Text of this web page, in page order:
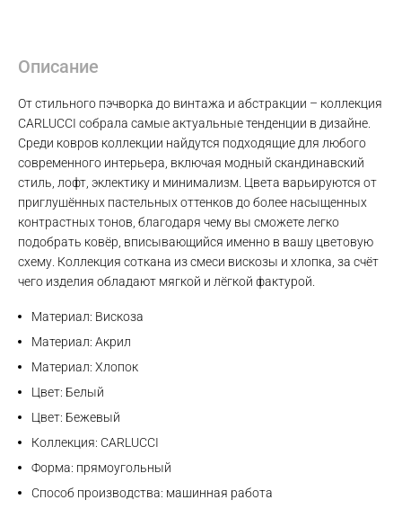
Описание
От стильного пэчворка до винтажа и абстракции – коллекция
CARLUCCI собрала самые актуальные тенденции в дизайне.
Среди ковров коллекции найдутся подходящие для любого
современного интерьера, включая модный скандинавский
стиль, лофт, эклектику и минимализм. Цвета варьируются от
приглушённых пастельных оттенков до более насыщенных
контрастных тонов, благодаря чему вы сможете легко
подобрать ковёр, вписывающийся именно в вашу цветовую
схему. Коллекция соткана из смеси вискозы и хлопка, за счёт
чего изделия обладают мягкой и лёгкой фактурой.
Материал: Вискоза
Материал: Акрил
Материал: Хлопок
Цвет: Белый
Цвет: Бежевый
Коллекция: CARLUCCI
Форма: прямоугольный
Способ производства: машинная работа